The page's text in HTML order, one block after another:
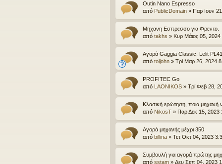
Outin Nano Espresso
από PublicDomain » Παρ Ιουν
Μηχανη Εσπρεσσο για Φρεντο.
από takhs » Κυρ Μάιος 05,
Αγορά Gaggia Classic, Lelit
από toljohn » Τρί Μαρ 26, 2024
PROFITEC Go
από LAONIKOS » Τρί Φεβ 28,
Κλασική ερώτηση, ποια μηχανή
από NikosT » Παρ Δεκ 15, 2023
Αγορά μηχανής μέχρι 350
από billina » Τετ Οκτ 04, 2023
Συμβουλή για αγορά πρώτης
από sstam » Δευ Σεπ 04, 2023